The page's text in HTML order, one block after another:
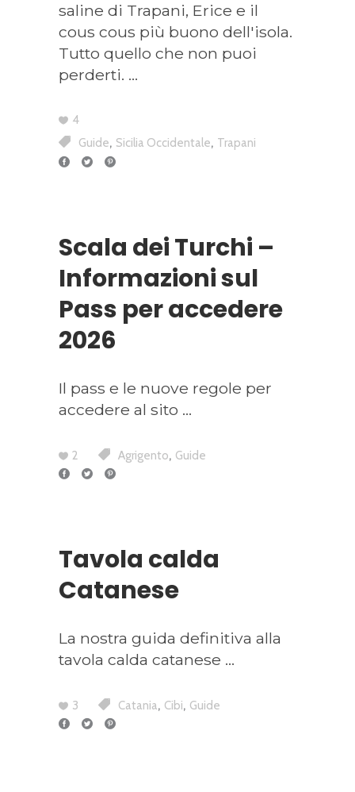
saline di Trapani, Erice e il
cous cous più buono dell'isola.
Tutto quello che non puoi
perderti.
4
Guide, Sicilia Occidentale, Trapani
Scala dei Turchi –
Informazioni sul
Pass per accedere
2026
Il pass e le nuove regole per
accedere al sito
2 Agrigento, Guide
Tavola calda
Catanese
La nostra guida definitiva alla
tavola calda catanese
3 Catania, Cibi, Guide